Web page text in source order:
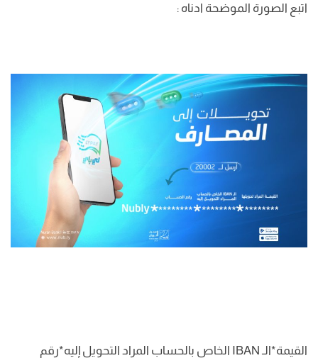
اتبع الصورة الموضحة ادناه :
القيمة*الـ IBAN الخاص بالحساب المراد التحويل إليه*رقم